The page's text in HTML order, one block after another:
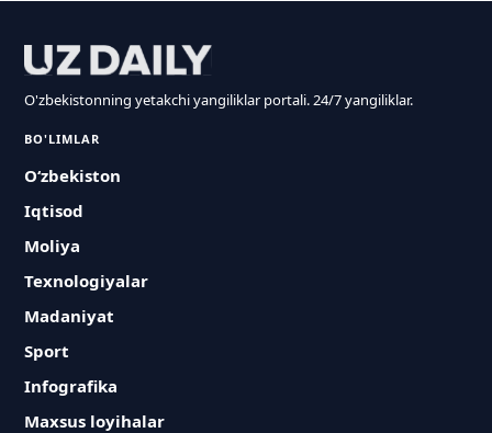
O'zbekistonning yetakchi yangiliklar portali. 24/7 yangiliklar.
BO'LIMLAR
O‘zbekiston
Iqtisod
Moliya
Texnologiyalar
Madaniyat
Sport
Infografika
Maxsus loyihalar